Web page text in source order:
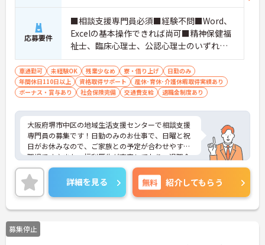
応募要件
■相談支援専門員必須■経験不問■Word、
Excelの基本操作できれば尚可■精神保健福
祉士、臨床心理士、公認心理士のいずれか
あれば尚可■普通自動車運転免許（AT限定
可）必須■相談支援従事者初任者研修（7日
課程）修了者
車通勤可 未経験OK 残業少なめ 寮・借り上げ
日勤のみ
年間休日110日以上
資格取得サポート
産休･育休･介護休暇取得実績あり
ボーナス・賞与あり
社会保険完備 交通費支給 退職金制度あり
大阪府堺市中区の地域生活支援センターで相談支援
専門員の募集です！日勤のみのお仕事で、日曜と祝
日がお休みなので、ご家族との予定が合わせやすい
職場です♪また、福利厚生が充実しており、退職金
制度もあるので、安心して長く働きやすい環境が整
っています！ご興味のある方は、面接ポイントをお
伝えしますので、お気軽にご連絡ください。
詳細を見る 無料 紹介してもらう
募集停止